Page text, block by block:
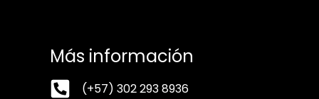
Más información
(+57) 302 293 8936